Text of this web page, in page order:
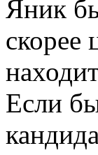
Яник
скорее
Если